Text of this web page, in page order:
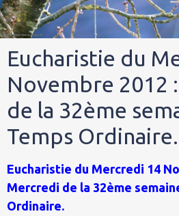
Eucharistie du
Novembre 2012
de la 32ème
Temps Ordinaire.
Eucharistie du Mercredi 14
Mercredi de la 32ème
Ordinaire.